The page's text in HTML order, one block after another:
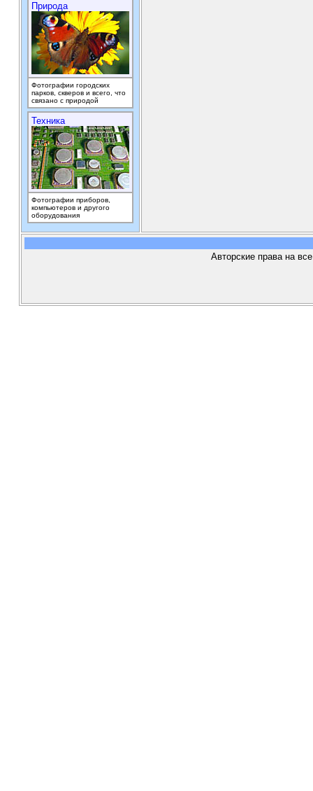
Природа
Фотографии городских
парков, скверов и всего, что
связано с природой
Техника
Фотографии приборов,
компьютеров и другого
оборудования
Авторские права на